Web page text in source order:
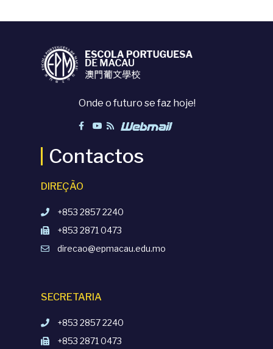
Onde o futuro se faz hoje!
Contactos
DIREÇÃO
+853 2857 2240
+853 2871 0473
direcao@epmacau.edu.mo
SECRETARIA
+853 2857 2240
+853 2871 0473